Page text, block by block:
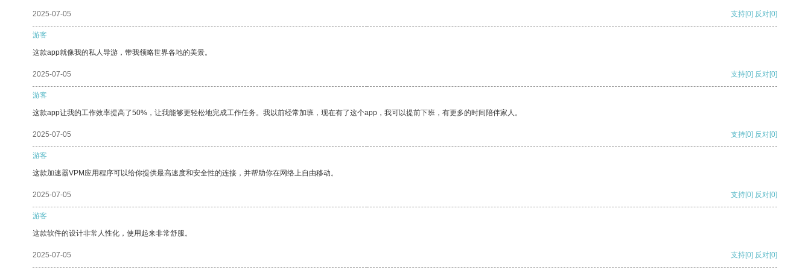
2025-07-05 支持[0] 反对[0]
游客
这款app就像我的私人导游，带我领略世界各地的美景。
2025-07-05 支持[0] 反对[0]
游客
这款app让我的工作效率提高了50%，让我能够更轻松地完成工作任务。我以前经常加班，现在有了这个app，我可以提前下班，有更多的时间陪伴家人。
2025-07-05 支持[0] 反对[0]
游客
这款加速器VPM应用程序可以给你提供最高速度和安全性的连接，并帮助你在网络上自由移动。
2025-07-05 支持[0] 反对[0]
游客
这款软件的设计非常人性化，使用起来非常舒服。
2025-07-05 支持[0] 反对[0]